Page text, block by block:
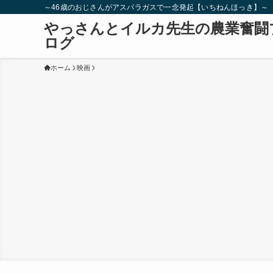
～46歳のおじさんがアスパラガスで一念発起【いちねんほっき】～
やっさんとイルカ先生の農業奮闘
ログ
ホーム 映画